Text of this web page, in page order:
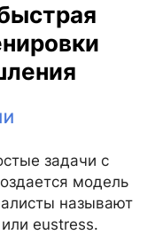
задачи с
модель
называют
eustress.